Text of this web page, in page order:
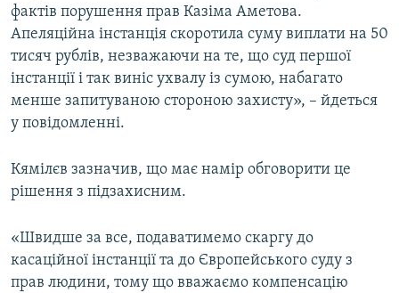
фактів порушення прав Казіма Аметова.
Апеляційна інстанція скоротила суму виплати на 50
тисяч рублів, незважаючи на те, що суд першої
інстанції і так виніс ухвалу із сумою, набагато
менше запитуваною стороною захисту», – йдеться
у повідомленні.
Кямілєв зазначив, що має намір обговорити це
рішення з підзахисним.
«Швидше за все, подаватимемо скаргу до
касаційної інстанції та до Європейського суду з
прав людини, тому що вважаємо компенсацію